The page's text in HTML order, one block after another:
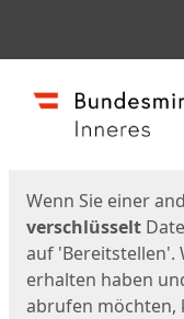
Start
Wenn Sie einer
verschlüsselt
auf 'Bereitstellen'.
erhalten haben
abrufen möchten,